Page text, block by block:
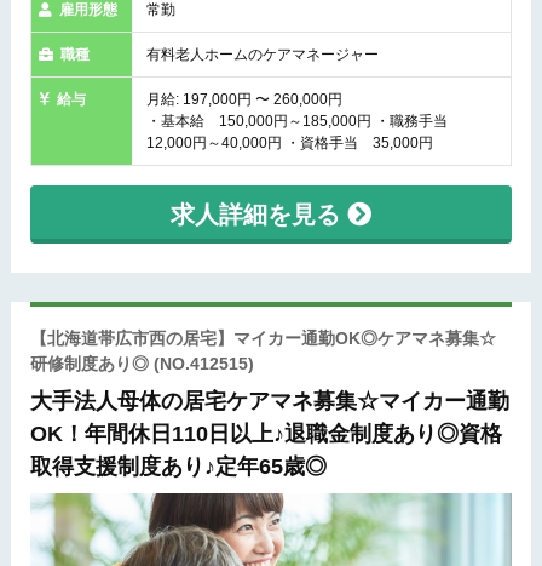
雇用形態 常勤
職種 有料老人ホームのケアマネージャー
給与
月給: 197,000円 〜 260,000円
・基本給 150,000円～185,000円 ・職務手当
12,000円～40,000円 ・資格手当 35,000円
求人詳細を見る
【北海道帯広市西の居宅】マイカー通勤OK◎ケアマネ募集☆
研修制度あり◎ (NO.412515)
大手法人母体の居宅ケアマネ募集☆マイカー通勤
OK！年間休日110日以上♪退職金制度あり◎資格
取得支援制度あり♪定年65歳◎